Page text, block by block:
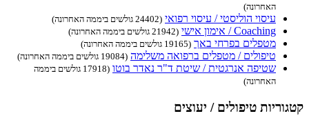
האחרונה)
עיסוי הוליסטי / עיסוי רפואי (24402 גולשים ביממה האחרונה)
Coaching / אימון אישי (21942 גולשים ביממה האחרונה)
מטפלים בפרחי באך (19165 גולשים ביממה האחרונה)
טיפולים / מטפלים ברפואה משלימה (19084 גולשים ביממה האחרונה)
שטיפה אנרגטית / שיטת ד"ר נאדר בוטו
(17918 גולשים ביממה
האחרונה)
קטגוריות טיפולים / יעוצים